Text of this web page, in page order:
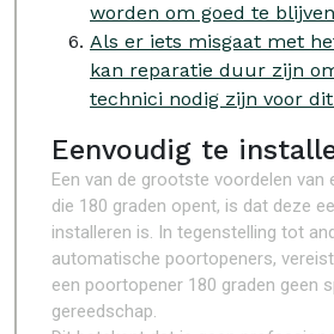
worden om goed te
Als er iets misgaat met
kan reparatie duur zijn
technici nodig zijn voor
Eenvoudig te
Een van de grootste voordelen van
die 180 graden opent, is dat deze
installeren is. In tegenstelling tot
automatische poortopeners,
een poortopener 180 graden geen
gereedschap.